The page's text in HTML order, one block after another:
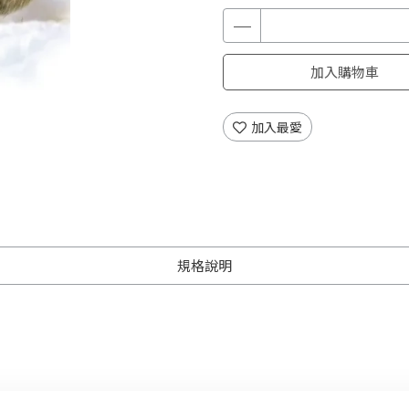
加入購物車
加入最愛
規格說明